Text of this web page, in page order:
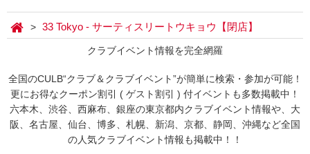
33 Tokyo - サーティスリートウキョウ【閉店】
クラブイベント情報を完全網羅
全国のCULB“クラブ＆クラブイベント”が簡単に検索・参加が可能！
更にお得なクーポン割引 ( ゲスト割引 ) 付イベントも多数掲載中！
六本木、渋谷、西麻布、銀座の東京都内クラブイベント情報や、大
阪、名古屋、仙台、博多、札幌、新潟、京都、静岡、沖縄など全国
の人気クラブイベント情報も掲載中！！